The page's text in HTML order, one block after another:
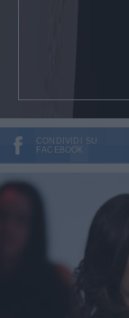
CONDIVIDI SU
FACEBOOK